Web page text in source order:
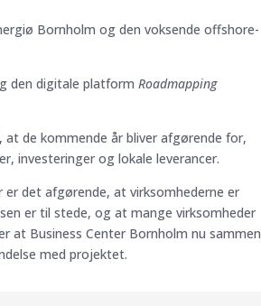
Bornholm og den voksende offshore-
den digitale platformRoadmapping
de kommende år bliver afgørende for,
investeringer og lokale leverancer.
det afgørende, at virksomhederne er
er til stede, og at mange virksomheder
at Business Center Bornholm nu sammen
med projektet.